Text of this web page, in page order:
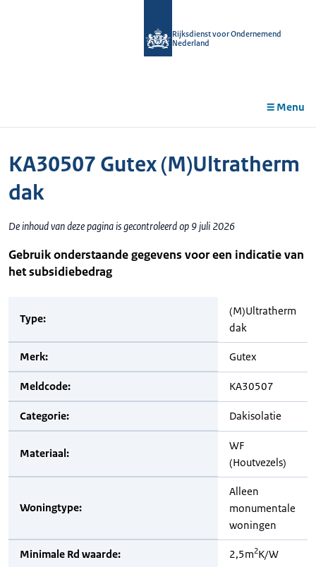
Rijksdienst voor Ondernemend
Nederland
Menu
KA30507 Gutex (M)Ultratherm
dak
De inhoud van deze pagina is gecontroleerd op 9 juli 2026
Gebruik onderstaande gegevens voor een indicatie van
het subsidiebedrag
Type:
(M)Ultratherm
dak
Merk: Gutex
Meldcode: KA30507
Categorie: Dakisolatie
Materiaal:
WF
(Houtvezels)
Woningtype:
Alleen
monumentale
woningen
Minimale Rd waarde: 2,5m2K/W